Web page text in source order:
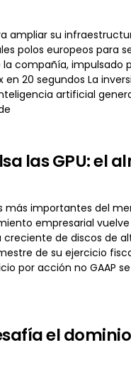
ampliar su
polos europeos para
compañía, impulsado
en 20 segundos La
artificial
las GPU: el
importantes del
empresarial
de discos de
de su ejercicio
por acción no GAAP
el dominio